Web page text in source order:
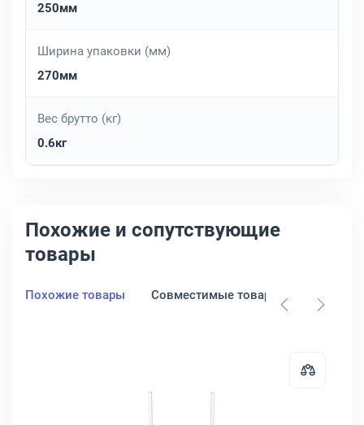
250мм
Ширина упаковки (мм)
270мм
Вес брутто (кг)
0.6кг
Похожие и сопутствующие
товары
Похожие товары Совместимые товары